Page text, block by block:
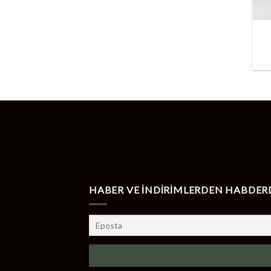
HABER VE İNDİRİMLERDEN